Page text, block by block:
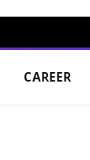
CAREER